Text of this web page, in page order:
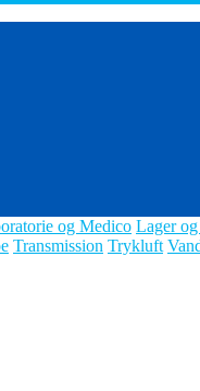
og Medico Lager
Transmission Trykluft